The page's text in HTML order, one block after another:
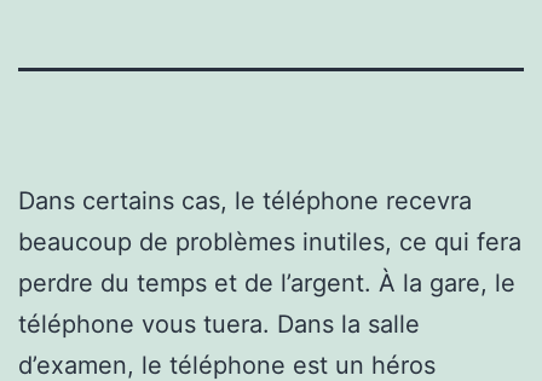
Dans certains cas, le téléphone recevra
beaucoup de problèmes inutiles, ce qui fera
perdre du temps et de l’argent. À la gare, le
téléphone vous tuera. Dans la salle
d’examen, le téléphone est un héros